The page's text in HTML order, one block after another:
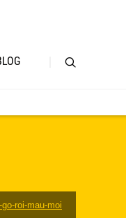
roi-mau-moi